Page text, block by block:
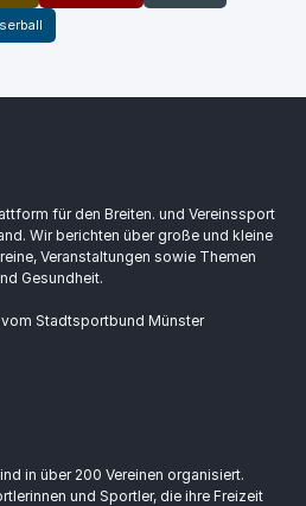
für den Breiten. und Vereinssport
Wir berichten über große und kleine
Veranstaltungen sowie Themen
Gesundheit.
Stadtsportbund Münster
in über 200 Vereinen organisiert.
und Sportler, die ihre Freizeit